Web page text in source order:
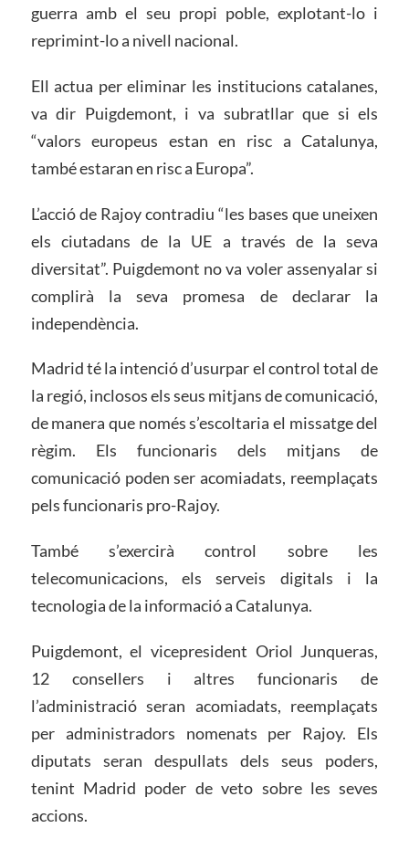
guerra amb el seu propi poble, explotant-lo i
reprimint-lo a nivell nacional.
Ell actua per eliminar les institucions catalanes,
va dir Puigdemont, i va subratllar que si els
“valors europeus estan en risc a Catalunya,
també estaran en risc a Europa”.
L’acció de Rajoy contradiu “les bases que uneixen
els ciutadans de la UE a través de la seva
diversitat”. Puigdemont no va voler assenyalar si
complirà la seva promesa de declarar la
independència.
Madrid té la intenció d’usurpar el control total de
la regió, inclosos els seus mitjans de comunicació,
de manera que només s’escoltaria el missatge del
règim. Els funcionaris dels mitjans de
comunicació poden ser acomiadats, reemplaçats
pels funcionaris pro-Rajoy.
També s’exercirà control sobre les
telecomunicacions, els serveis digitals i la
tecnologia de la informació a Catalunya.
Puigdemont, el vicepresident Oriol Junqueras,
12 consellers i altres funcionaris de
l’administració seran acomiadats, reemplaçats
per administradors nomenats per Rajoy. Els
diputats seran despullats dels seus poders,
tenint Madrid poder de veto sobre les seves
accions.